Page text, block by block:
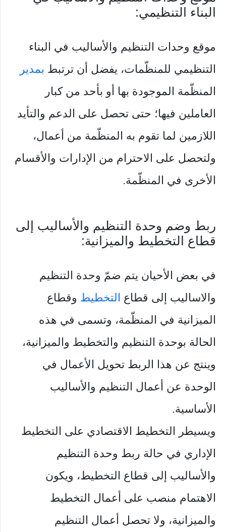
البناء التنظيمي:
موقع وحدات التنظيم والأساليب في البناء
التنظيمي للمنظّمات، يفضل أن ترتبط بمدير
المنظّمة الموجودة بها أو بأحد من كبار
العاملين فيها؛ حتى تحصل على الدعم والتأيد
اللازمين لما تقوم به المنظّمة من أعمال،
ولتحصل على الاحترام من الإدارات والأقسام
الأخرى في المنظّمة.
ربط وضم وحدة التنظيم والأساليب إلى
قطاع التخطيط والميزانية:
في بعض الأحيان يتم ضمّ وحدة التنظيم
والاساليب إلى قطاع التخطيط وقطاع
الميزانية في المنظّمة، وتسمى في هذه
الحالة بوحدة التنظيم والتخطيط والميزانية،
وينتج عن هذا الربط تحويل الأعمال في
الوحدة عن أعمال التنظيم والأساليب
الأساسية.
ويسيطر التخطيط الاقتصادي على التخطيط
الإداري في حالة ربط وحدة التنظيم
والأساليب إلى قطاع التخطيط، ويكون
الاهتمام منصب على أعمال التخطيط
والميزانية، ولا تحصل أعمال التنظيم